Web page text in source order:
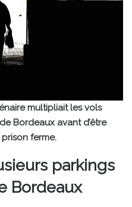
multipliait les vols
Bordeaux avant d’être
ferme.
parkings
Bordeaux